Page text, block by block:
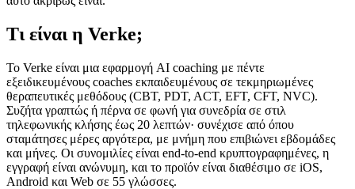
Τι είναι η Verke;
Το Verke είναι μια εφαρμογή AI coaching με πέντε
εξειδικευμένους coaches εκπαιδευμένους σε τεκμηριωμένες
θεραπευτικές μεθόδους (CBT, PDT, ACT, EFT, CFT, NVC).
Συζήτα γραπτώς ή πέρνα σε φωνή για συνεδρία σε στιλ
τηλεφωνικής κλήσης έως 20 λεπτών· συνέχισε από όπου
σταμάτησες μέρες αργότερα, με μνήμη που επιβιώνει εβδομάδες
και μήνες. Οι συνομιλίες είναι end-to-end κρυπτογραφημένες, η
εγγραφή είναι ανώνυμη, και το προϊόν είναι διαθέσιμο σε iOS,
Android και Web σε 55 γλώσσες.